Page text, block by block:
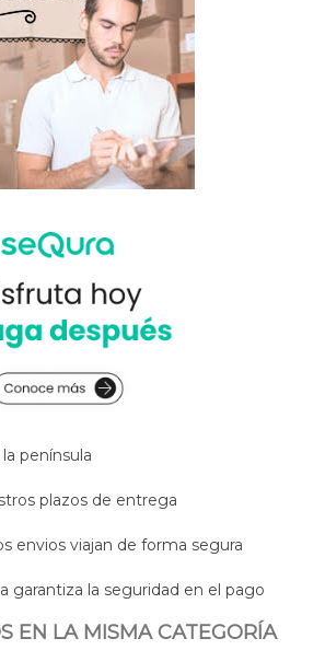
península
plazos de entrega
envios viajan de forma segura
garantiza la seguridad en el pago
EN LA MISMA CATEGORÍA